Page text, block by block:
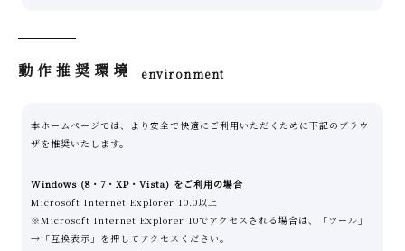
動作推奨環境 environment
本ホームページでは、より安全で快適にご利用いただくために下記のブラウ
ザを推奨いたします。
Windows (8・7・XP・Vista) をご利用の場合
Microsoft Internet Explorer 10.0以上
※Microsoft Internet Explorer 10でアクセスされる場合は、「ツール」
→「互換表示」を押してアクセスください。